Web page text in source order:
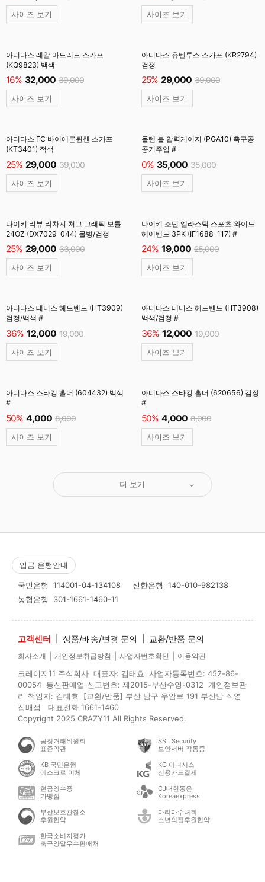
사이즈 보기 사이즈 보기
아디다스 레알 마드리드 스카프
(KQ9823) 백색
16% 32,000 39,000
사이즈 보기
아디다스 유벤투스 스카프 (KR2794)
검정
25% 29,000 39,000
사이즈 보기
아디다스 FC 바이에른뮌헨 스카프
(KT3401) 적색
25% 29,000 39,000
사이즈 보기
몰텐 볼 압력게이지 (PGA10) 축구공
공기주입 #
0% 35,000 35,000
사이즈 보기
나이키 리뷰 리차지 처그 그래픽 보틀
24OZ (DX7029-044) 물병/검정
25% 29,000 33,000
사이즈 보기
나이키 조던 엘라스틱 스포츠 와이드
헤어밴드 3PK (IF1688-117) #
24% 19,000 25,000
사이즈 보기
아디다스 테니스 헤드밴드 (HT3909)
검정/백색 #
36% 12,000 19,000
사이즈 보기
아디다스 테니스 헤드밴드 (HT3908)
백색/검정 #
36% 12,000 19,000
사이즈 보기
아디다스 스타킹 홀더 (604432) 백색
#
50% 4,000 8,000
사이즈 보기
아디다스 스타킹 홀더 (620656) 검정
#
50% 4,000 8,000
사이즈 보기
더 보기
입금 은행안내
국민은행 114001-04-134108 신한은행 140-010-982138
농협은행 301-1661-1460-11
고객센터 상품/배송/변경 문의 교환/반품 문의
회사소개 개인정보취급방침 사업자번호확인 이용약관
크레이지11 주식회사 대표자: 김태효 사업자등록번호: 452-86-
00054 통신판매업 신고번호: 제2015-부산수영-0312 개인정보관
리 책임자: 김태효 [교환/반품] 부산 남구 우암로 191 부산남 직영
집배점 대표전화 1661-1460
Copyright 2025 CRAZY11 All Rights Reserved.
공정거래위원회
표준약관
SSL Security
보안서버 작동중
KB 국민은행
에스크로 이체
KG 이니시스
신용카드결제
현금영수증
가맹점
CJ대한통운
Koreaexpress
부산보호관찰소
후원협약
마리아수녀회
소년의집후원협약
한국소비자평가
축구양말우수판매처